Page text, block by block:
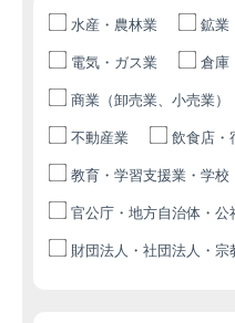
水産・農林業 鉱業
電気・ガス業 倉庫
商業（卸売業、小売業）
不動産業 飲食店・
教育・学習支援業・学校
官公庁・地方自治体・公
財団法人・社団法人・宗